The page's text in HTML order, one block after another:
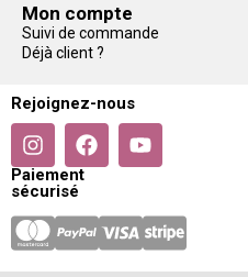
Mon compte
Suivi de commande
Déjà client ?
Rejoignez-nous
Paiement
sécurisé